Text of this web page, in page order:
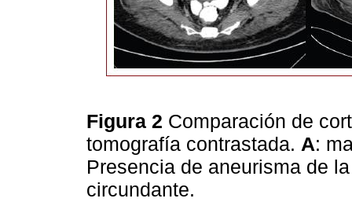
Figura 2 Comparación de
tomografía contrastada. A:
Presencia de aneurisma de
circundante.